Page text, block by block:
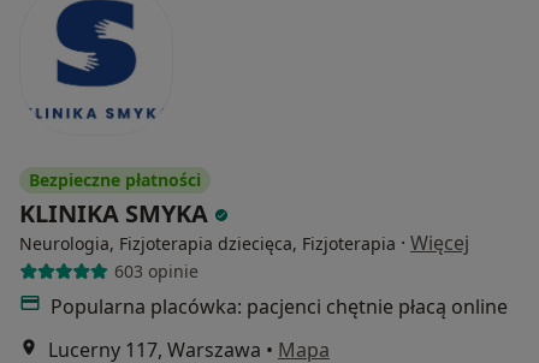
Bezpieczne płatności
KLINIKA SMYKA
Neurologia, Fizjoterapia dziecięca, Fizjoterapia · Więcej
603 opinie
Popularna placówka: pacjenci chętnie płacą online
Lucerny 117, Warszawa • Mapa